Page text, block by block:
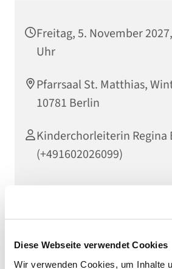
Diese Webseite verwendet Cookies
Wir verwenden Cookies, um Inhalte
Freitag, 5. November
Uhr
Pfarrsaal St. Matthias,
10781 Berlin
Kinderchorleiterin Regina
(+491602026099)
die Lust zum Singen haben. Einfach
das Singen im Chor ausprobieren!